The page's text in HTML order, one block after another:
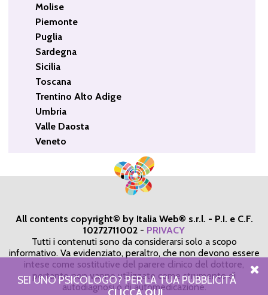
Molise
Piemonte
Puglia
Sardegna
Sicilia
Toscana
Trentino Alto Adige
Umbria
Valle Daosta
Veneto
All contents copyright© by Italia Web® s.r.l. - P.I. e C.F.
10272711002 - PRIVACY
Tutti i contenuti sono da considerarsi solo a scopo
informativo. Va evidenziato, peraltro, che non devono essere
intese come sostitutive del parere clinico del dottore,
pertanto non vanno utilizzate come strumento di
autodiagnosi o di automedicazione.
SEI UNO PSICOLOGO? PER LA TUA PUBBLICITÀ
CLICCA QUI